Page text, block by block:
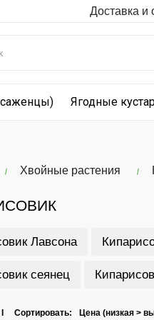
Доставка и
Ягодные
Хвойные растения
Лавсона
сеянец
Сортировать: